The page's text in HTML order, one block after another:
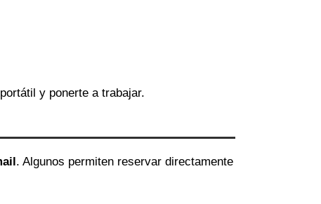
y ponerte a trabajar.
. Algunos permiten reservar directamente